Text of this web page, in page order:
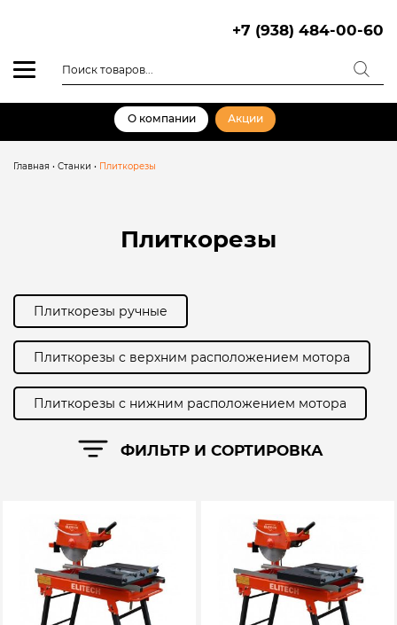
+7 (938) 484-00-60
товаров
О компании Акции
Главная • Станки • Плиткорезы
Плиткорезы
Плиткорезы ручные
Плиткорезы с верхним расположением мотора
Плиткорезы с нижним расположением мотора
ФИЛЬТР И СОРТИРОВКА